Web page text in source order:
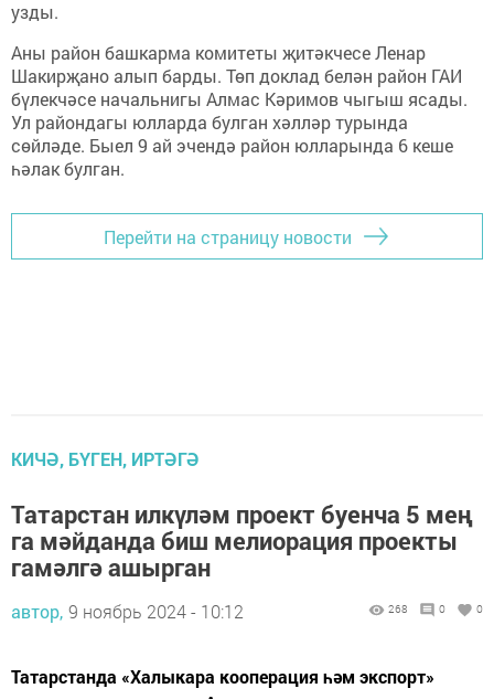
узды.
Аны район башкарма комитеты җитәкчесе Ленар
Шакирҗано алып барды. Төп доклад белән район ГАИ
бүлекчәсе начальнигы Алмас Кәримов чыгыш ясады.
Ул райондагы юлларда булган хәлләр турында
сөйләде. Быел 9 ай эчендә район юлларында 6 кеше
һәлак булган.
Перейти на страницу новости
КИЧӘ, БҮГЕН, ИРТӘГӘ
Татарстан илкүләм проект буенча 5 мең
га мәйданда биш мелиорация проекты
гамәлгә ашырган
автор, 9 ноябрь 2024 - 10:12 268 0 0
Татарстанда «Халыкара кооперация һәм экспорт»